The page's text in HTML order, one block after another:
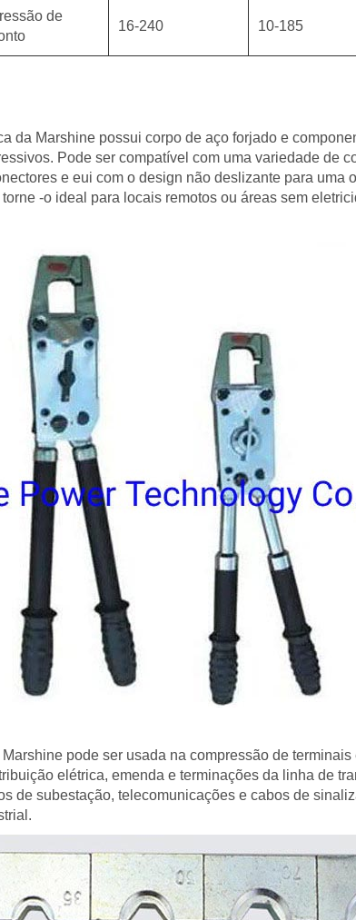
de
16-240 10-185
da Marshine possui corpo de aço forjado e
Pode ser compatível com uma variedade de
e eui com o design não deslizante para uma
-o ideal para locais remotos ou áreas sem
pode ser usada na compressão de
elétrica, emenda e terminações da linha de
de subestação, telecomunicações e cabos de